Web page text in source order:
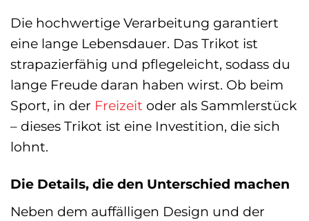
Die hochwertige Verarbeitung garantiert
eine lange Lebensdauer. Das Trikot ist
strapazierfähig und pflegeleicht, sodass du
lange Freude daran haben wirst. Ob beim
Sport, in der Freizeit oder als Sammlerstück
– dieses Trikot ist eine Investition, die sich
lohnt.
Die Details, die den Unterschied machen
Neben dem auffälligen Design und der